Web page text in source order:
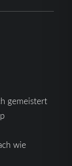
gemeistert
wie